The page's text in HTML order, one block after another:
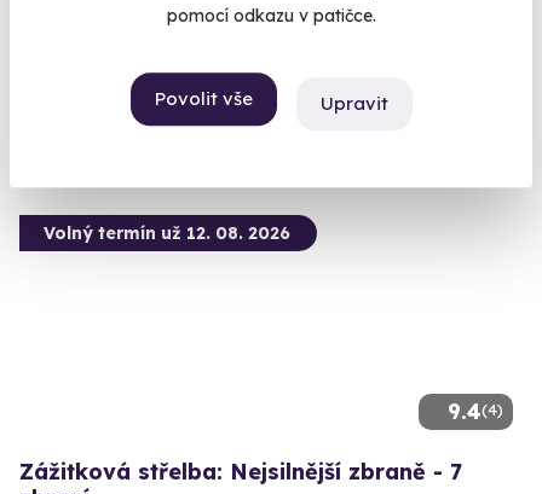
pomocí odkazu v patičce.
Povolit vše Upravit
Mečín - Radkovice (okres Plzeň-jih)
3 599 Kč
9.4(4)
Volný termín už 12. 08. 2026
Zážitková střelba: Nejsilnější zbraně - 7